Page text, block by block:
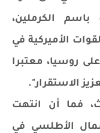
باسم الكرملين،
الأميركية في
روسيا، معتبرا
الاستقرار".
فما أن انتهت
الأطلسي في